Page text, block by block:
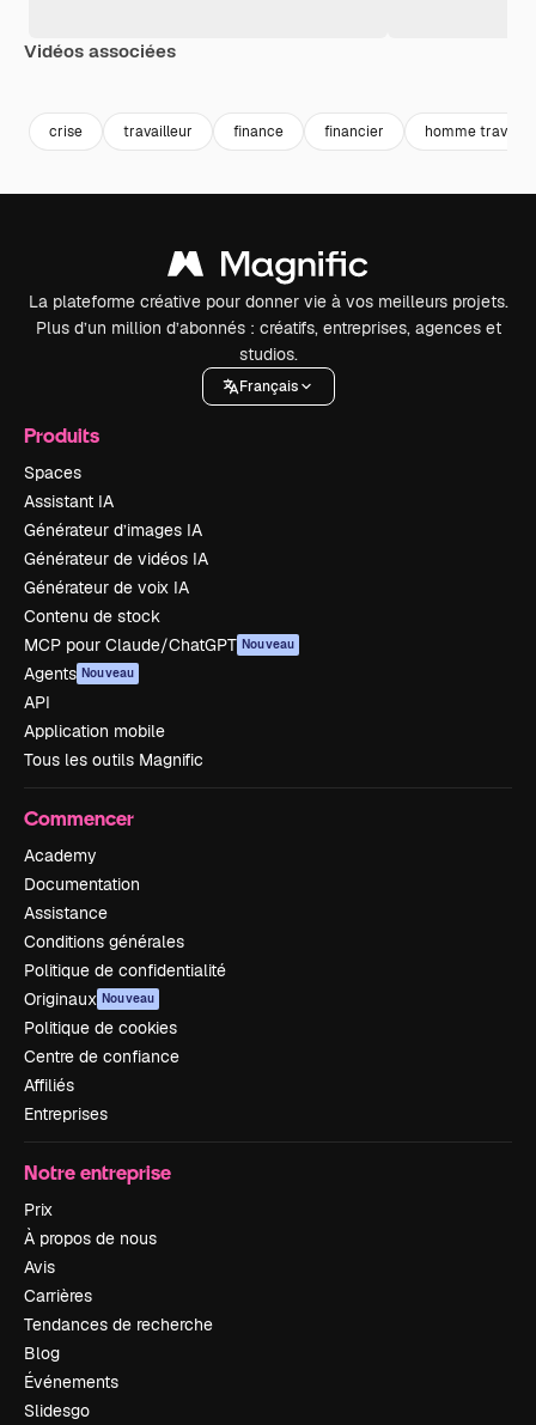
Vidéos associées
crise travailleur finance financier homme travail
La plateforme créative pour donner vie à vos meilleurs projets.
Plus d’un million d’abonnés : créatifs, entreprises, agences et
studios.
Français
Produits
Spaces
Assistant IA
Générateur d’images IA
Générateur de vidéos IA
Générateur de voix IA
Contenu de stock
MCP pour Claude/ChatGPT Nouveau
Agents Nouveau
API
Application mobile
Tous les outils Magnific
Commencer
Academy
Documentation
Assistance
Conditions générales
Politique de confidentialité
Originaux Nouveau
Politique de cookies
Centre de confiance
Affiliés
Entreprises
Notre entreprise
Prix
À propos de nous
Avis
Carrières
Tendances de recherche
Blog
Événements
Slidesgo